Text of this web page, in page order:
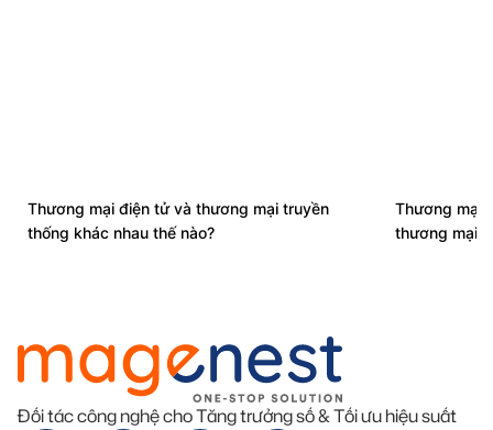
Thương mại điện tử và thương mại truyền
thống khác nhau thế nào?
Thương mại
thương mại
Đối tác công nghệ cho Tăng trưởng số & Tối ưu hiệu suất